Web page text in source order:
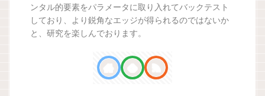
ンタル的要素をパラメータに取り入れてバックテスト
しており、より鋭角なエッジが得られるのではないか
と、研究を楽しんでおります。